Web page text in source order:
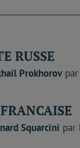
RUSSE
Prokhorov par
Squarcini par